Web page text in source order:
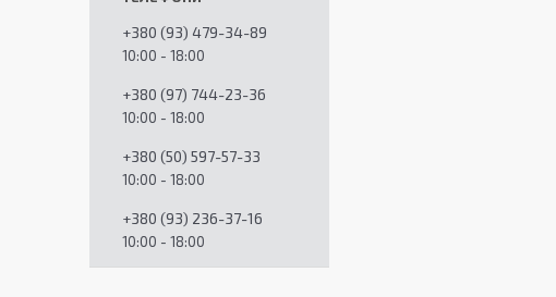
+380 (93) 479-34-89
10:00 - 18:00
+380 (97) 744-23-36
10:00 - 18:00
+380 (50) 597-57-33
10:00 - 18:00
+380 (93) 236-37-16
10:00 - 18:00